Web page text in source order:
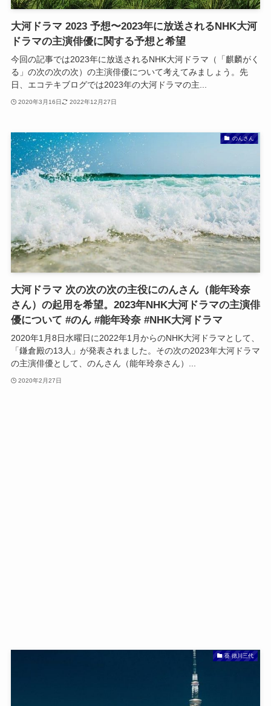
大河ドラマ 2023 予想〜2023年に放送されるNHK大河
ドラマの主演俳優に関する予想と希望
今回の記事では2023年に放送されるNHK大河ドラマ（「麒麟がく
る」の次の次の次）の主演俳優について考えてみましょう。先
日、エコテキブログでは2023年の大河ドラマの主...
2020年3月16日 2022年12月27日
のんさん
大河ドラマ 次の次の次の主役にのんさん（能年玲奈
さん）の起用を希望。2023年NHK大河ドラマの主演俳
優について #のん #能年玲奈 #NHK大河ドラマ
2020年1月8日水曜日に2022年1月からのNHK大河ドラマとして、
「鎌倉殿の13人」が発表されました。その次の2023年大河ドラマ
の主演俳優として、のんさん（能年玲奈さん）...
2020年2月27日
葵 徳川三代